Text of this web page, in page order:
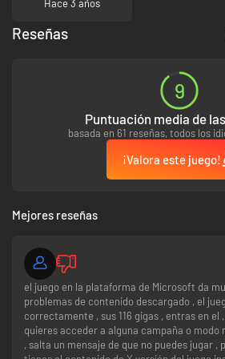
llevar el resto de la Master Chief
Comienza tu aventura en Halo hoy mismo al
legendario Halo: Combat Evolved Anniversary.
batalla por la humanidad en Halo: Reach, vive
Chief y revela los misterios de un ancestral
legendarias experiencias multijugador a
y la capacidad de alternar entre las gráficas
de Aniversario y las gráficas originales de la
Para conocer la información más reciente
Collection y todo lo relacionado con Halo, visita
Comprueba los requerimientos del
especificaciones mínimas de hardware
métricas de rendimiento ideales.
Hace 3 años
Reseñas
9
Puntuación media de
basada en 61 reseñas, todos los
¡Valora este juego!
Mejores reseñas
el juego en la plataforma de Microsoft da
problemas de contenido descargado , el
correctamente , sus 116 gigas , entras en el
quieres acceder a alguna campaña o modo
, salta un mensaje de que no puedes jugar ,